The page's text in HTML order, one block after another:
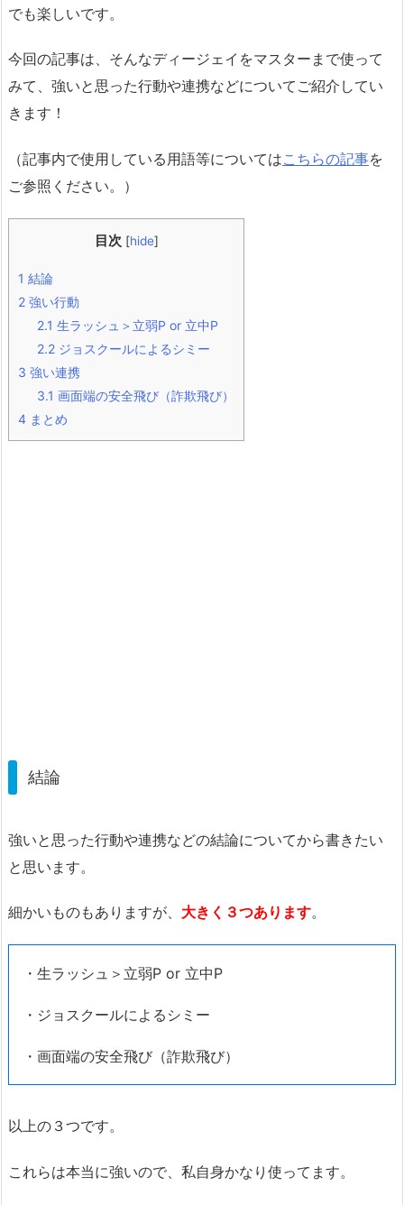
でも楽しいです。
今回の記事は、そんなディージェイをマスターまで使って
みて、強いと思った行動や連携などについてご紹介してい
きます！
（記事内で使用している用語等についてはこちらの記事を
ご参照ください。）
目次 [hide]
1 結論
2 強い行動
2.1 生ラッシュ＞立弱P or 立中P
2.2 ジョスクールによるシミー
3 強い連携
3.1 画面端の安全飛び（詐欺飛び）
4 まとめ
結論
強いと思った行動や連携などの結論についてから書きたい
と思います。
細かいものもありますが、 大きく３つあります。
・生ラッシュ＞立弱P or 立中P
・ジョスクールによるシミー
・画面端の安全飛び（詐欺飛び）
以上の３つです。
これらは本当に強いので、私自身かなり使ってます。